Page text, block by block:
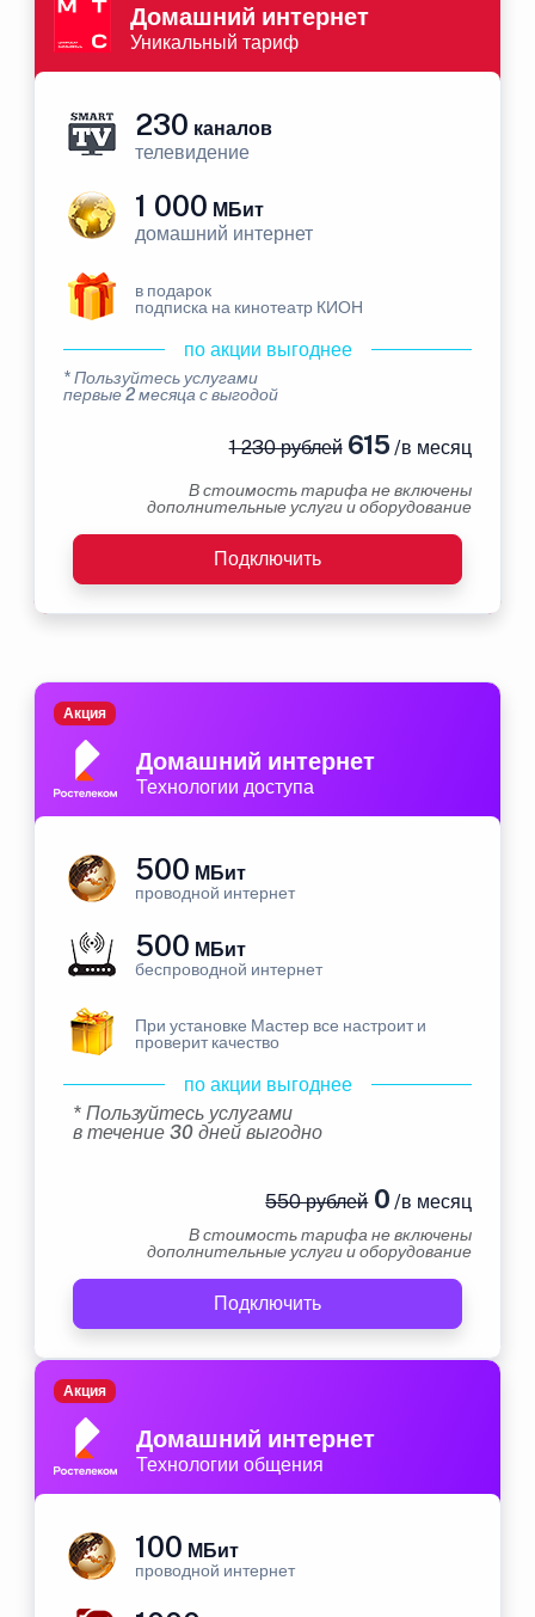
Домашний интернет
Уникальный тариф
230 каналов
телевидение
1 000 МБит
домашний интернет
в подарок
подписка на кинотеатр КИОН
по акции выгоднее
* Пользуйтесь услугами
первые 2 месяца с выгодой
1 230 рублей615 /в месяц
В стоимость тарифа не включены
дополнительные услуги и оборудование
Подключить
Домашний интернет
Технологии доступа
Акция
500 МБит
проводной интернет
500 МБит
беспроводной интернет
При установке Мастер все настроит и
проверит качество
по акции выгоднее
* Пользуйтесь услугами
в течение 30 дней выгодно
550 рублей0 /в месяц
В стоимость тарифа не включены
дополнительные услуги и оборудование
Подключить
Домашний интернет
Технологии общения
Акция
100 МБит
проводной интернет